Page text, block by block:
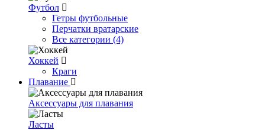
Футбол
Гетры футбольные
Перчатки вратарские
Все категории (4)
Хоккей
Краги
Плавание
Аксессуары для плавания
Ласты